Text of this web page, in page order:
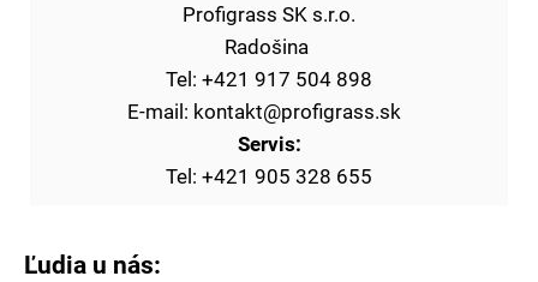
Profigrass SK s.r.o.
Radošina
Tel: +421 917 504 898
E-mail: kontakt@profigrass.sk
Servis:
Tel: +421 905 328 655
Ľudia u nás: